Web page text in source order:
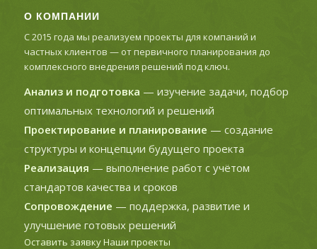
О КОМПАНИИ
С 2015 года мы реализуем проекты для компаний и
частных клиентов — от первичного планирования до
комплексного внедрения решений под ключ.
Анализ и подготовка — изучение задачи, подбор
оптимальных технологий и решений
Проектирование и планирование — создание
структуры и концепции будущего проекта
Реализация — выполнение работ с учётом
стандартов качества и сроков
Сопровождение — поддержка, развитие и
улучшение готовых решений
Оставить заявкуНаши проекты